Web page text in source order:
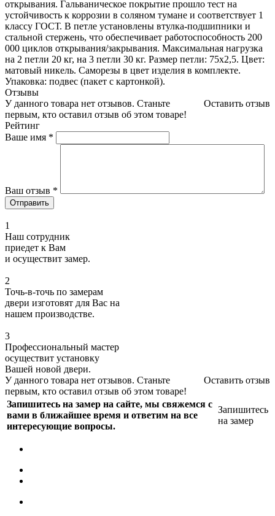
открывания. Гальваническое покрытие прошло тест на
устойчивость к коррозии в соляном тумане и соответствует 1
классу ГОСТ. В петле установлены втулка-подшипники и
стальной стержень, что обеспечивает работоспособность 200
000 циклов открывания/закрывания. Максимальная нагрузка
на 2 петли 20 кг, на 3 петли 30 кг. Размер петли: 75x2,5. Цвет:
матовый никель. Саморезы в цвет изделия в комплекте.
Упаковка: подвес (пакет с картонкой).
Отзывы
Оставить отзыв
У данного товара нет отзывов. Станьте
первым, кто оставил отзыв об этом товаре!
Рейтинг
Ваше имя *
Ваш отзыв *
1
Наш сотрудник
приедет к Вам
и осуществит замер.
2
Точь-в-точь по замерам
двери изготовят для Вас на
нашем производстве.
3
Профессиональный мастер
осуществит установку
Вашей новой двери.
Оставить отзыв
У данного товара нет отзывов. Станьте
первым, кто оставил отзыв об этом товаре!
Запишитесь на замер на сайте, мы свяжемся с
вами в ближайшее время и ответим на все
интересующие вопросы.
Запишитесь
на замер